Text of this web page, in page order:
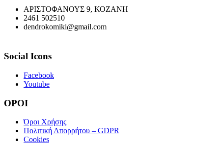
ΑΡΙΣΤΟΦΑΝΟΥΣ 9, ΚΟΖΑΝΗ
2461 502510
dendrokomiki@gmail.com
Social Icons
Facebook
Youtube
ΟΡΟΙ
Όροι Χρήσης
Πολιτική Απορρήτου – GDPR
Cookies